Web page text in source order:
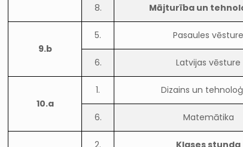
8. Mājturība un
9.b
5. Pasaules vēsture
6. Latvijas vēsture
10.a
1. Dizains un
6. Matemātika
2. Klases stunda